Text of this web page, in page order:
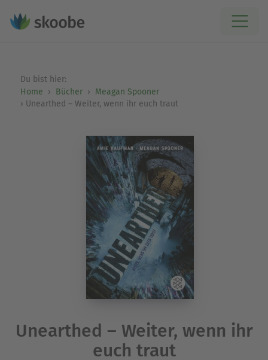
Du bist hier:
Home
Bücher
Meagan Spooner
Unearthed – Weiter, wenn ihr euch traut
Unearthed – Weiter, wenn ihr
euch traut